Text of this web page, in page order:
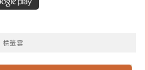
標籤雲